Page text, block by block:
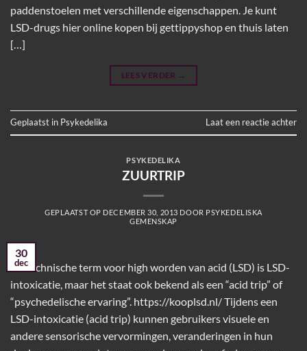
paddenstoelen met verschillende eigenschappen. Je kunt
LSD-drugs hier online kopen bij gettippyshop en thuis laten
[…]
LEES VERDER →
Geplaatst in Psykedelika Laat een reactie achter
PSYKEDELIKA
ZUURTRIP
GEPLAATST OP DECEMBER 30, 2013 DOOR PSYKEDELISKA
GEMENSKAP
30
dec
De technische term voor high worden van acid (LSD) is LSD-
intoxicatie, maar het staat ook bekend als een “acid trip” of
“psychedelische ervaring”. https://kooplsd.nl/ Tijdens een
LSD-intoxicatie (acid trip) kunnen gebruikers visuele en
andere sensorische vervormingen, veranderingen in hun